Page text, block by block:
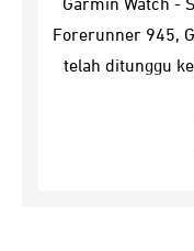
Garmin Watch -
Forerunner 945,
telah ditunggu